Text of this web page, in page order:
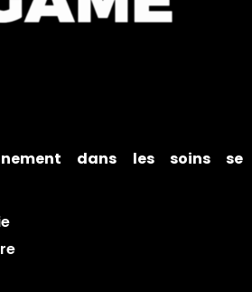
dans les soins se